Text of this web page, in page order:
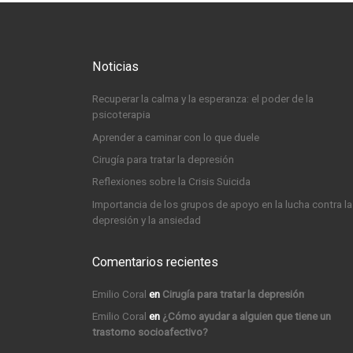
Noticias
Recuperar la calma y la esperanza: el poder de la
psicoterapia
Aprender a caminar con lo que duele
Cirugía para tratar la depresión
Reflexiones sobre la Crisis Suicida
Importancia de los grupos de apoyo en la lucha contra la
depresión y la ansiedad
Comentarios recientes
Emilio Coral en Cirugía para tratar la depresión
Emilio Coral en ¿Cómo ayudar a alguien que tiene un
trastorno socioafectivo?